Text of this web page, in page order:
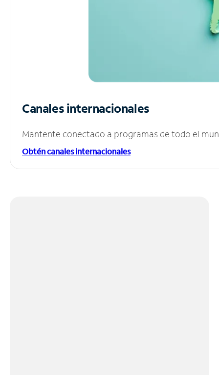
Canales internacionales
Mantente conectado a programas de todo el
Obtén canales internacionales